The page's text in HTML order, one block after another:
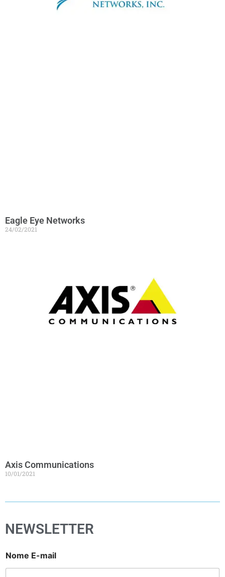
Eagle Eye Networks
24/02/2021
Axis Communications
10/01/2021
NEWSLETTER
Nome E-mail